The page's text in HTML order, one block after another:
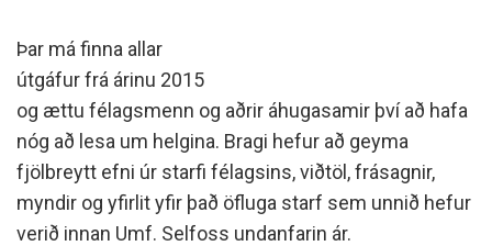
Þar má finna allar
útgáfur frá árinu 2015
og ættu félagsmenn og aðrir áhugasamir því að hafa
nóg að lesa um helgina. Bragi hefur að geyma
fjölbreytt efni úr starfi félagsins, viðtöl, frásagnir,
myndir og yfirlit yfir það öfluga starf sem unnið hefur
verið innan Umf. Selfoss undanfarin ár.